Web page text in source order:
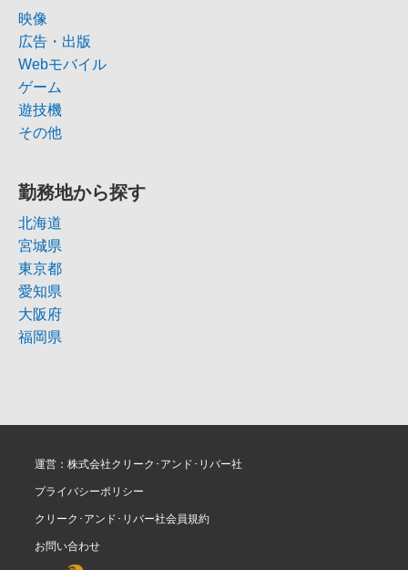
映像
広告・出版
Webモバイル
ゲーム
遊技機
その他
勤務地から探す
北海道
宮城県
東京都
愛知県
大阪府
福岡県
運営：株式会社クリーク･アンド･リバー社
プライバシーポリシー
クリーク･アンド･リバー社会員規約
お問い合わせ